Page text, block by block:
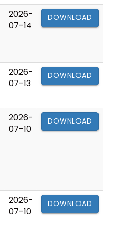
2026-
07-14
DOWNLOAD
2026-
07-13
DOWNLOAD
2026-
07-10
DOWNLOAD
2026-
07-10
DOWNLOAD